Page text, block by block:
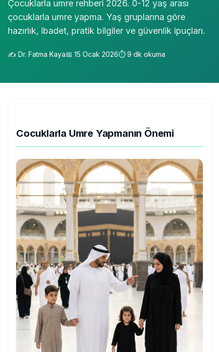
Çocuklarla umre rehberi 2026. 0-12 yaş arası
çocuklarla umre yapma. Yaş gruplarına göre
hazırlık, ibadet, pratik bilgiler ve güvenlik ipuçları.
✍️ Dr. Fatma Kaya📅 15 Ocak 2026⏱️9 dk okuma
Cocuklarla Umre Yapmanın Önemi